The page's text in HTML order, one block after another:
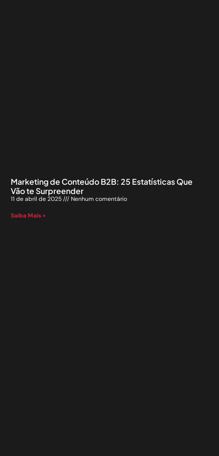
Marketing de Conteúdo B2B: 25 Estatísticas Que
Vão te Surpreender
11 de abril de 2025 Nenhum comentário
Saiba Mais »